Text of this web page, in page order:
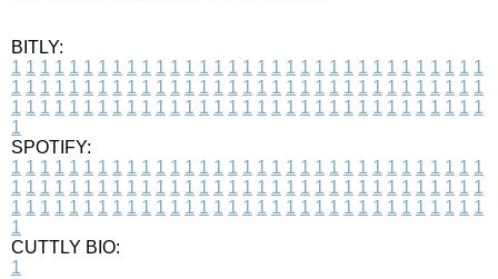
BITLY:
1 1 1 1 1 1 1 1 1 1 1 1 1 1 1 1 1 1 1 1 1 1 1 1 1 1 1 1 1 1 1 1 1
1 1 1 1 1 1 1 1 1 1 1 1 1 1 1 1 1 1 1 1 1 1 1 1 1 1 1 1 1 1 1 1 1
1 1 1 1 1 1 1 1 1 1 1 1 1 1 1 1 1 1 1 1 1 1 1 1 1 1 1 1 1 1 1 1 1
1
SPOTIFY:
1 1 1 1 1 1 1 1 1 1 1 1 1 1 1 1 1 1 1 1 1 1 1 1 1 1 1 1 1 1 1 1 1
1 1 1 1 1 1 1 1 1 1 1 1 1 1 1 1 1 1 1 1 1 1 1 1 1 1 1 1 1 1 1 1 1
1 1 1 1 1 1 1 1 1 1 1 1 1 1 1 1 1 1 1 1 1 1 1 1 1 1 1 1 1 1 1 1 1
1
CUTTLY BIO:
1